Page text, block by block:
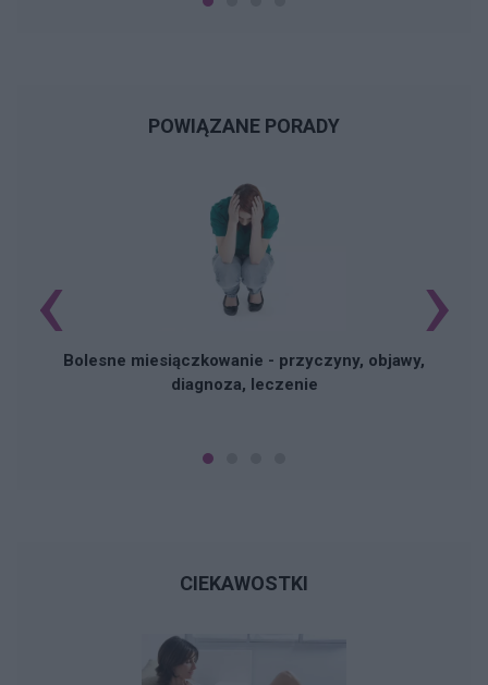
POWIĄZANE PORADY
Bolesne miesiączkowanie - przyczyny, objawy,
diagnoza, leczenie
‹ ›
CIEKAWOSTKI